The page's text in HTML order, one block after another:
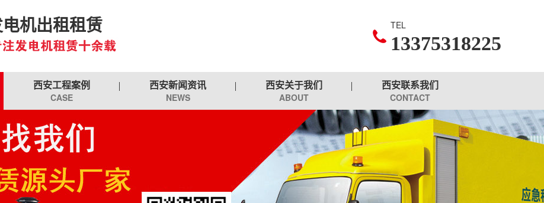
机出租租赁 TEL
13375318225
西安工程案例
CASE
西安新闻资讯
NEWS
西安关于我们
ABOUT
西安联系我们
CONTACT